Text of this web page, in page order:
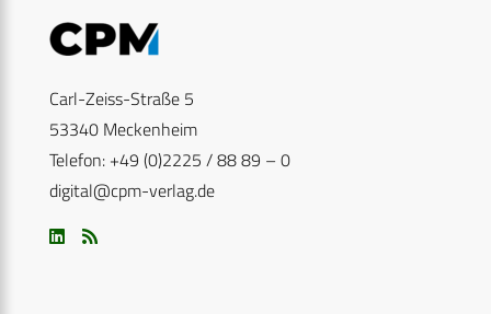
Carl-Zeiss-Straße 5
53340 Meckenheim
Telefon: +49 (0)2225 / 88 89 – 0
digital@cpm-verlag.de